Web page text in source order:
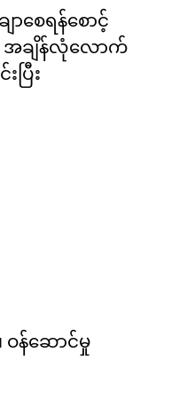
စေရန်စောင့်
အချိန်လုံလောက်
ပြီး
န်ဆောင်မှု